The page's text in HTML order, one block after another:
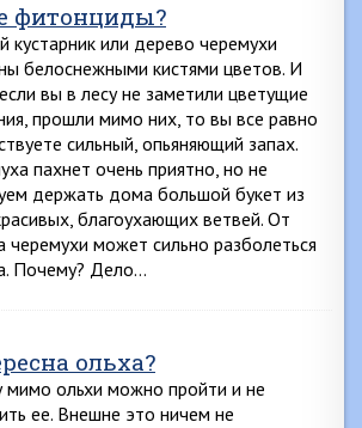
фитонциды?
кустарник или дерево черемухи
белоснежными кистями цветов. И
вы в лесу не заметили цветущие
прошли мимо них, то вы все равно
сильный, опьяняющий запах.
пахнет очень приятно, но не
держать дома большой букет из
благоухающих ветвей. От
черемухи может сильно разболеться
Почему? Дело…
ольха?
мимо ольхи можно пройти и не
ее. Внешне это ничем не